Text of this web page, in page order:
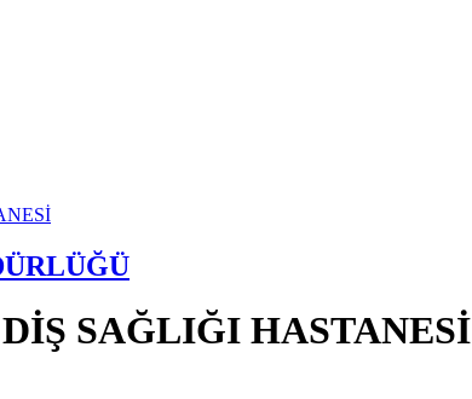
SAĞLIĞI HASTANESİ